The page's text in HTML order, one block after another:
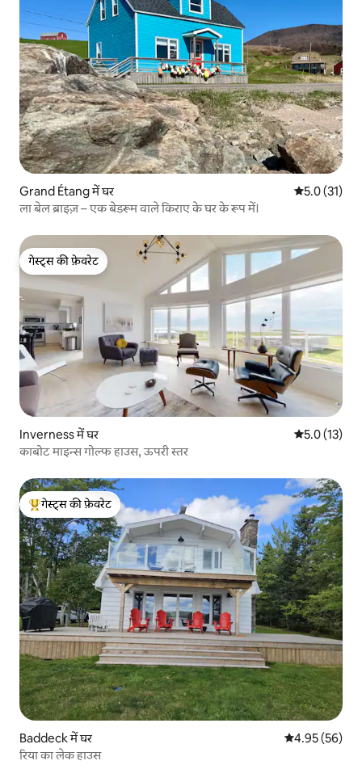
Grand Étang में घर औसत रेटिंग 5
5.0 (31)
ला बेल ब्राइज़ – एक बेडरूम वाले किराए के घर के रूप में।
गेस्ट्स की फ़ेवरेट
गेस्ट्स की फ़ेवरेट
Inverness में घर औसत रेटिंग 5
5.0 (13)
काबोट माइन्स गोल्फ हाउस, ऊपरी स्तर
गेस्ट्स का टॉप फ़ेवरेट
गेस्ट्स की फ़ेवरेट
Baddeck में घर औसत रेटिंग 5 में
4.95 (56)
रिया का लेक हाउस